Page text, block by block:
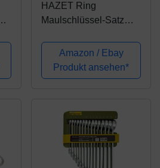
HAZET Ring
Maulschlüssel-Satz
Amazon / Ebay
Produkt ansehen*